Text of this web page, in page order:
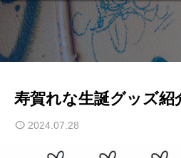
寿賀れな生誕グッズ紹
2024.07.28